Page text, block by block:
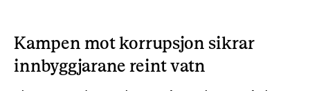
Kampen mot korrupsjon sikrar
innbyggjarane reint vatn